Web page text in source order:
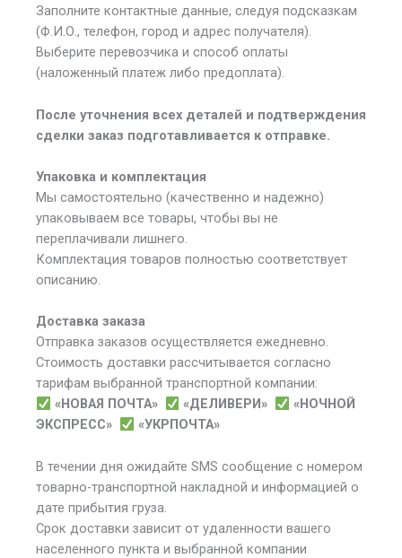
Заполните контактные данные, следуя подсказкам
(Ф.И.О., телефон, город и адрес получателя).
Выберите перевозчика и способ оплаты
(наложенный платеж либо предоплата).
После уточнения всех деталей и подтверждения
сделки заказ подготавливается к отправке.
Упаковка и комплектация
Мы самостоятельно (качественно и надежно)
упаковываем все товары, чтобы вы не
переплачивали лишнего.
Комплектация товаров полностью соответствует
описанию.
Доставка заказа
Отправка заказов осуществляется ежедневно.
Стоимость доставки рассчитывается согласно
тарифам выбранной транспортной компании:
«НОВАЯ ПОЧТА»
«ДЕЛИВЕРИ»
«НОЧНОЙ
ЭКСПРЕСС»
«УКРПОЧТА»
В течении дня ожидайте SMS сообщение с номером
товарно-транспортной накладной и информацией о
дате прибытия груза.
Срок доставки зависит от удаленности вашего
населенного пункта и выбранной компании